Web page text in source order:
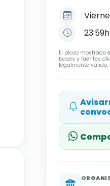
23:59h
El plazo mostrado
bases y fuentes
legalmente válido.